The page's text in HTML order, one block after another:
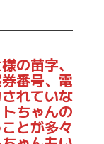
の苗字、
番号、電
れていな
ちゃんの
とが多々